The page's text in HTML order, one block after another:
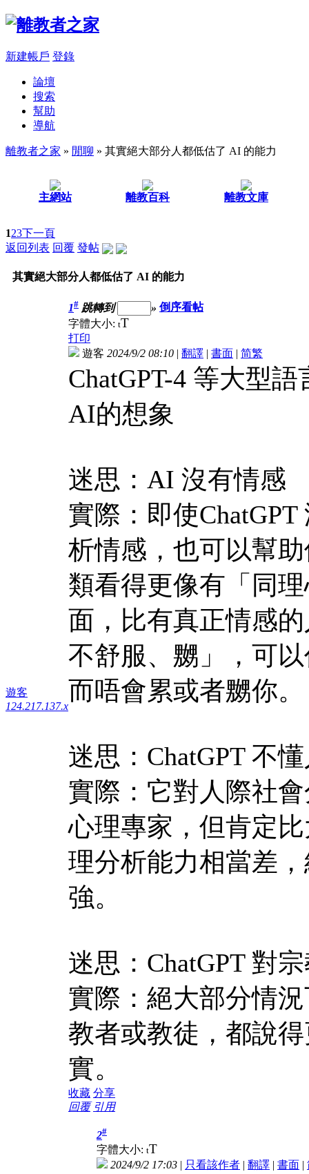
新建帳戶 登錄
論壇
搜索
幫助
導航
離教者之家 » 閒聊 » 其實絕大部分人都低估了 AI 的能力
主網站 離教百科 離教文庫
123下一頁
返回列表 回覆 發帖
其實絕大部分人都低估了 AI 的能力
遊客
124.217.137.x
1# 跳轉到 » 倒序看帖
字體大小: tT
打印
遊客 2024/9/2 08:10 | 翻譯 | 書面 | 简繁
ChatGPT-4 等大型
AI的想象
迷思：AI 沒有情感
實際：即使
析情感，也可以幫
類看得更像有「同
面，比有真正情感
不舒服、嬲」，可
而唔會累或者嬲你。
迷思：ChatGPT 不
實際：它對人際社
心理專家，但肯定
理分析能力相當差
強。
迷思：ChatGPT 對
實際：絕大部分情
教者或教徒，都說
實。
收藏 分享
回覆 引用
2#
字體大小: tT
2024/9/2 17:03 | 只看該作者 | 翻譯 | 書面 |